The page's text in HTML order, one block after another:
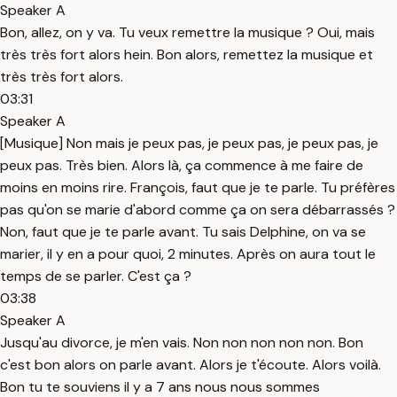
Speaker A
Bon, allez, on y va. Tu veux remettre la musique ? Oui, mais
très très fort alors hein. Bon alors, remettez la musique et
très très fort alors.
03:31
Speaker A
[Musique] Non mais je peux pas, je peux pas, je peux pas, je
peux pas. Très bien. Alors là, ça commence à me faire de
moins en moins rire. François, faut que je te parle. Tu préfères
pas qu'on se marie d'abord comme ça on sera débarrassés ?
Non, faut que je te parle avant. Tu sais Delphine, on va se
marier, il y en a pour quoi, 2 minutes. Après on aura tout le
temps de se parler. C'est ça ?
03:38
Speaker A
Jusqu'au divorce, je m'en vais. Non non non non non. Bon
c'est bon alors on parle avant. Alors je t'écoute. Alors voilà.
Bon tu te souviens il y a 7 ans nous nous sommes